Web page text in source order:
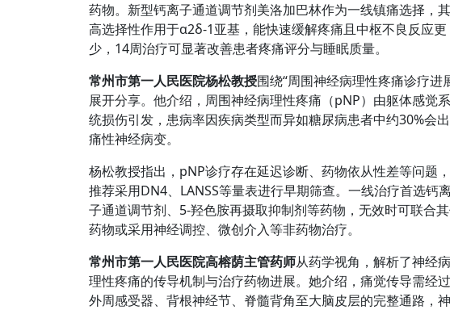
药物。新型钙离子通道调节剂美洛加巴林作为一线镇痛选择，其
高选择性作用于α2δ-1亚基，能快速缓解疼痛且中枢不良反应更
少，14周治疗可显著改善患者疼痛评分与睡眠质量。
常州市第一人民医院杨松教授围绕“周围神经病理性疼痛诊疗进
展开分享。他介绍，周围神经病理性疼痛（pNP）由躯体感觉系
统损伤引发，患病率因疾病类型而异如糖尿病患者中约30%会
痛性神经病变。
杨松教授指出，pNP诊疗存在延迟诊断、药物依从性差等问题，
推荐采用DN4、LANSS等量表进行早期筛查。一线治疗首选钙
子通道调节剂、5-羟色胺再摄取抑制剂等药物，无效时可联合
药物或采用神经调控、微创介入等非药物治疗。
常州市第一人民医院高榕荫主管药师从药学视角，解析了神经病
理性疼痛的传导机制与治疗药物进展。她介绍，痛觉传导需经过
外周感受器、背根神经节、脊髓背角至大脑皮层的完整通路，神